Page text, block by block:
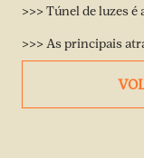
>>> Túnel de luzes é
>>> As principais